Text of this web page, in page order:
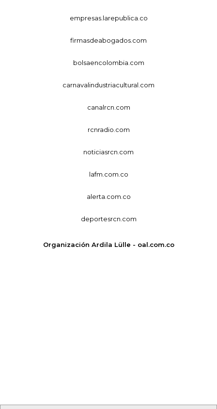
empresas.larepublica.co
firmasdeabogados.com
bolsaencolombia.com
carnavalindustriacultural.com
canalrcn.com
rcnradio.com
noticiasrcn.com
lafm.com.co
alerta.com.co
deportesrcn.com
Organización Ardila Lülle - oal.com.co